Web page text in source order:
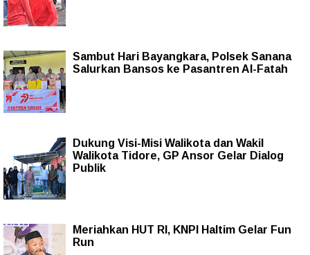
Sambut Hari Bayangkara, Polsek Sanana
Salurkan Bansos ke Pasantren Al-Fatah
Dukung Visi-Misi Walikota dan Wakil
Walikota Tidore, GP Ansor Gelar Dialog
Publik
Meriahkan HUT RI, KNPI Haltim Gelar Fun
Run